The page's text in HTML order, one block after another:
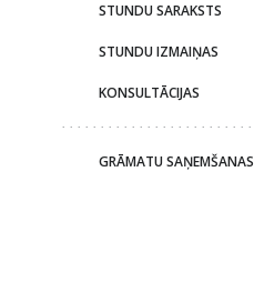
STUNDU SARAKSTS
STUNDU IZMAIŅAS
KONSULTĀCIJAS
GRĀMATU